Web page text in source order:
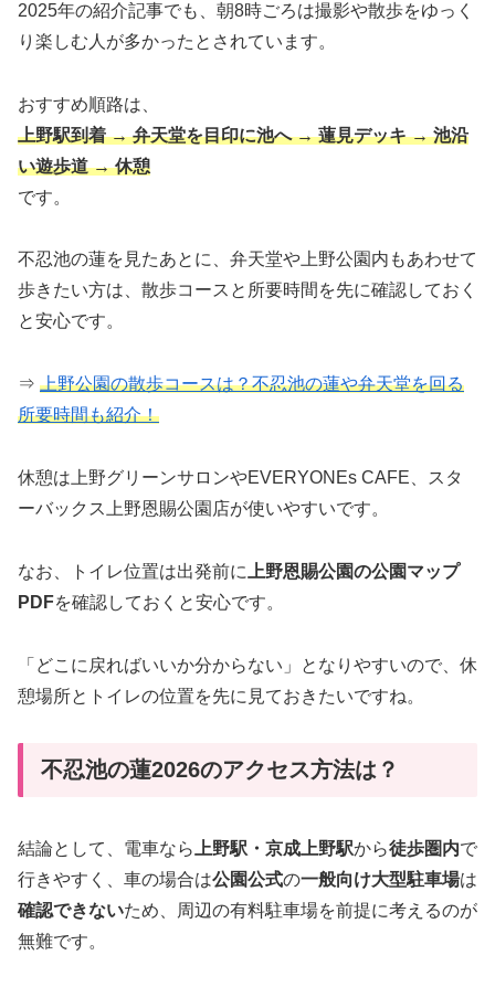
2025年の紹介記事でも、朝8時ごろは撮影や散歩をゆっく
り楽しむ人が多かったとされています。
おすすめ順路は、
上野駅到着 → 弁天堂を目印に池へ → 蓮見デッキ → 池沿
い遊歩道 → 休憩
です。
不忍池の蓮を見たあとに、弁天堂や上野公園内もあわせて
歩きたい方は、散歩コースと所要時間を先に確認しておく
と安心です。
⇒ 上野公園の散歩コースは？不忍池の蓮や弁天堂を回る
所要時間も紹介！
休憩は上野グリーンサロンやEVERYONEs CAFE、スタ
ーバックス上野恩賜公園店が使いやすいです。
なお、トイレ位置は出発前に
上野恩賜公園の公園マップ
PDFを確認しておくと安心です。
「どこに戻ればいいか分からない」となりやすいので、休
憩場所とトイレの位置を先に見ておきたいですね。
不忍池の蓮2026のアクセス方法は？
結論として、電車なら 上野駅・京成上野駅から徒歩圏内で
行きやすく、車の場合は公園公式の一般向け大型駐車場は
確認できないため、周辺の有料駐車場を前提に考えるのが
無難です。